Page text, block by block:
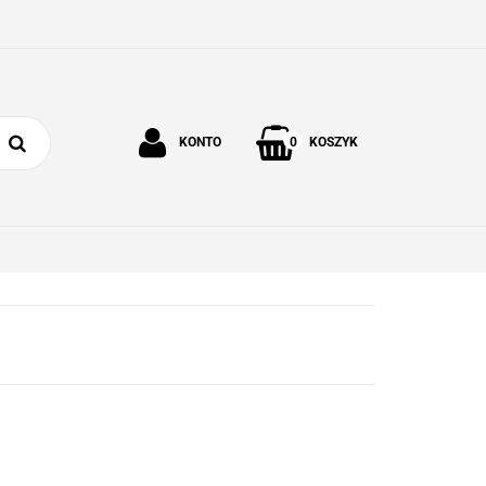
KONTO 0 KOSZYK